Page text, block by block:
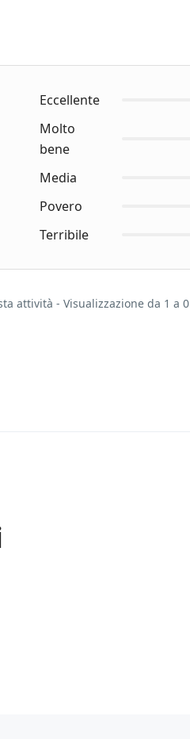
Eccellente
Molto
bene
Media
Povero
Terribile
attività - Visualizzazione da 1 a 0